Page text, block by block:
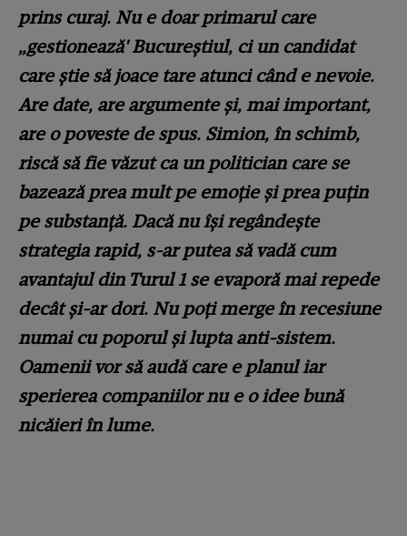
prins curaj. Nu e doar primarul care
„gestionează' Bucureștiul, ci un candidat
care știe să joace tare atunci când e nevoie.
Are date, are argumente și, mai important,
are o poveste de spus. Simion, în schimb,
riscă să fie văzut ca un politician care se
bazează prea mult pe emoție și prea puțin
pe substanță. Dacă nu își regândește
strategia rapid, s-ar putea să vadă cum
avantajul din Turul 1 se evaporă mai repede
decât și-ar dori. Nu poți merge în recesiune
numai cu poporul și lupta anti-sistem.
Oamenii vor să audă care e planul iar
sperierea companiilor nu e o idee bună
nicăieri în lume.